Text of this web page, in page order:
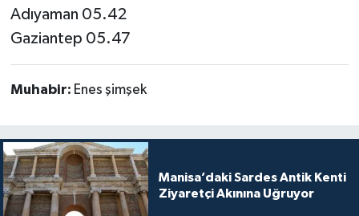
Adıyaman 05.42
Gaziantep 05.47
Muhabir: Enes şimşek
Manisa’daki Sardes Antik Kenti
Ziyaretçi Akınına Uğruyor